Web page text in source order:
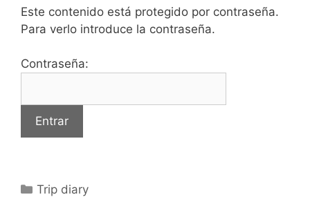
Este contenido está protegido por contraseña.
Para verlo introduce la contraseña.
Contraseña:
Categorías
Trip diary